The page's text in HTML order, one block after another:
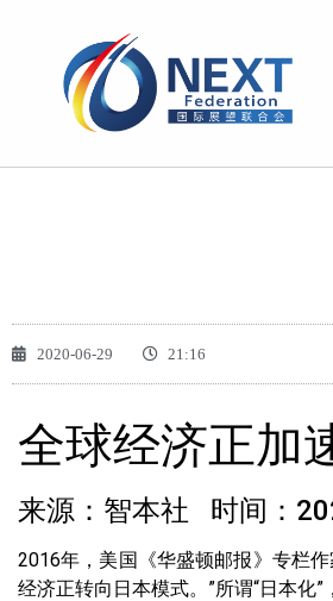
2020-06-29 21:16
全球经济正加
来源：智本社 时间：
2016年，美国《华盛顿邮报》专栏
经济正转向日本模式。”所谓“日本化